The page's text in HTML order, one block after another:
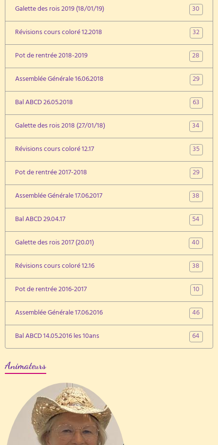
Galette des rois 2019 (18/01/19)
30
Révisions cours coloré 12.2018
32
Pot de rentrée 2018-2019
28
Assemblée Générale 16.06.2018
29
Bal ABCD 26.05.2018
63
Galette des rois 2018 (27/01/18)
34
Révisions cours coloré 12.17
35
Pot de rentrée 2017-2018
29
Assemblée Générale 17.06.2017
38
Bal ABCD 29.04.17
54
Galette des rois 2017 (20.01)
40
Révisions cours coloré 12.16
38
Pot de rentrée 2016-2017
10
Assemblée Générale 17.06.2016
46
Bal ABCD 14.05.2016 les 10ans
64
Animateurs